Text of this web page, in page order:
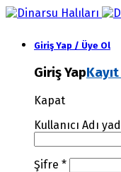
Giriş Yap / Üye Ol
Giriş Yap
Kapat
Kullanıcı Adı
Şifre *